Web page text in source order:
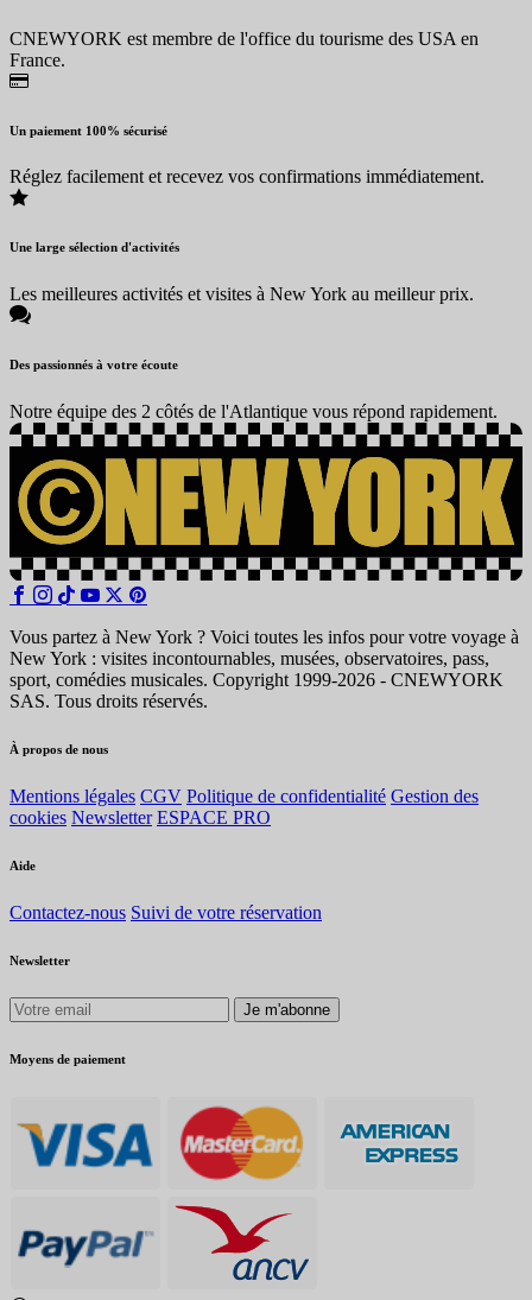
CNEWYORK est membre de l'office du tourisme des USA en
France.
Un paiement 100% sécurisé
Réglez facilement et recevez vos confirmations immédiatement.
Une large sélection d'activités
Les meilleures activités et visites à New York au meilleur prix.
Des passionnés à votre écoute
Notre équipe des 2 côtés de l'Atlantique vous répond rapidement.
Vous partez à New York ? Voici toutes les infos pour votre voyage à
New York : visites incontournables, musées, observatoires, pass,
sport, comédies musicales. Copyright 1999-2026 - CNEWYORK
SAS. Tous droits réservés.
À propos de nous
Mentions légales CGV Politique de confidentialité Gestion des
cookies Newsletter ESPACE PRO
Aide
Contactez-nous Suivi de votre réservation
Newsletter
Je m'abonne
Moyens de paiement